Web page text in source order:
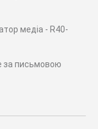
медіа - R40-
за письмовою